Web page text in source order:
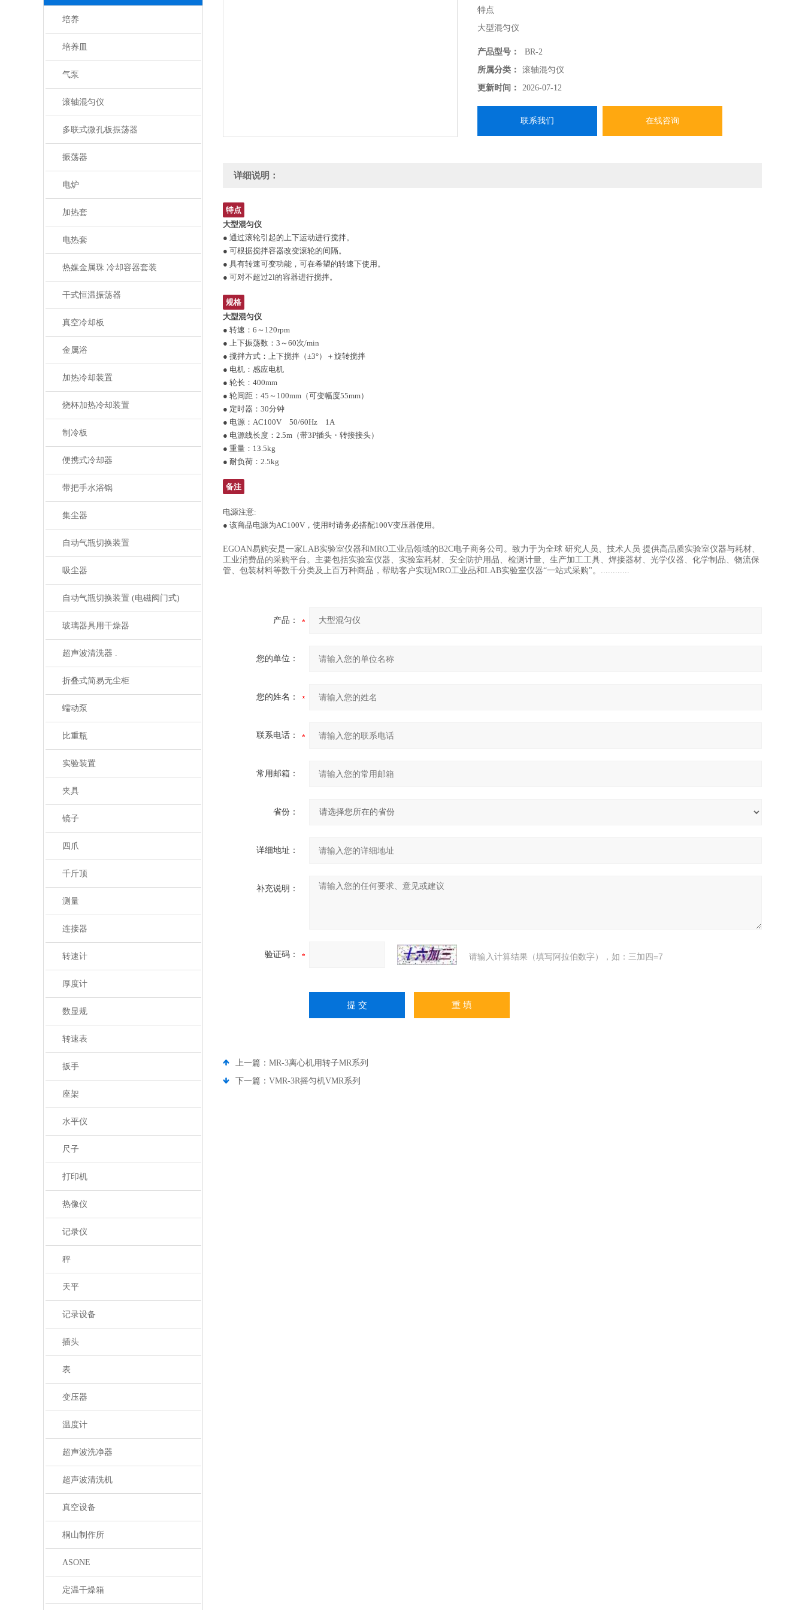
培养
培养皿
气泵
滚轴混匀仪
多联式微孔板振荡器
振荡器
电炉
加热套
电热套
热媒金属珠 冷却容器套装
干式恒温振荡器
真空冷却板
金属浴
加热冷却装置
烧杯加热冷却装置
制冷板
便携式冷却器
带把手水浴锅
集尘器
自动气瓶切换装置
吸尘器
自动气瓶切换装置 (电磁阀门式)
玻璃器具用干燥器
超声波清洗器 .
折叠式简易无尘柜
蠕动泵
比重瓶
实验装置
夹具
镜子
四爪
千斤顶
测量
连接器
转速计
厚度计
数显规
转速表
扳手
座架
水平仪
尺子
打印机
热像仪
记录仪
秤
天平
记录设备
插头
表
变压器
温度计
超声波洗净器
超声波清洗机
真空设备
桐山制作所
ASONE
定温干燥箱
特点
大型混匀仪
● 通过滚轮引起的上下运动进行搅拌。
● 可根据搅拌容器改变滚轮的间隔。
● 可对不超过2l的容器进行搅拌。
产品型号：
BR-2
所属分类：
滚轴混匀仪
更新时间：
2026-07-12
联系我们 在线咨询
详细说明：
特点
大型混匀仪
● 通过滚轮引起的上下运动进行搅拌。
● 可根据搅拌容器改变滚轮的间隔。
● 具有转速可变功能，可在希望的转速下使用。
● 可对不超过2l的容器进行搅拌。
规格
大型混匀仪
● 转速：6～120rpm
● 上下振荡数：3～60次/min
● 搅拌方式：上下搅拌（±3°）＋旋转搅拌
● 电机：感应电机
● 轮长：400mm
● 轮间距：45～100mm（可变幅度55mm）
● 定时器：30分钟
● 电源：AC100V 50/60Hz 1A
● 电源线长度：2.5m（带3P插头・转接接头）
● 重量：13.5kg
● 耐负荷：2.5kg
备注
电源注意:
● 该商品电源为AC100V，使用时请务必搭配100V变压器使用。
EGOAN易购安是一家LAB实验室仪器和MRO工业品领域的B2C电子商务公司。致力于为全球 研究人员、技术人员 提供高品质实验室仪器与耗材、
工业消费品的采购平台。主要包括实验室仪器、实验室耗材、安全防护用品、检测计量、生产加工工具、焊接器材、光学仪器、化学制品、物流保
管、包装材料等数千分类及上百万种商品，帮助客户实现MRO工业品和LAB实验室仪器“一站式采购"。............
产品：
您的单位：
您的姓名：
联系电话：
常用邮箱：
省份：
详细地址：
补充说明：
验证码： 请输入计算结果（填写阿拉伯数字），如：三加四=7
上一篇： MR-3离心机用转子MR系列
下一篇： VMR-3R摇匀机VMR系列